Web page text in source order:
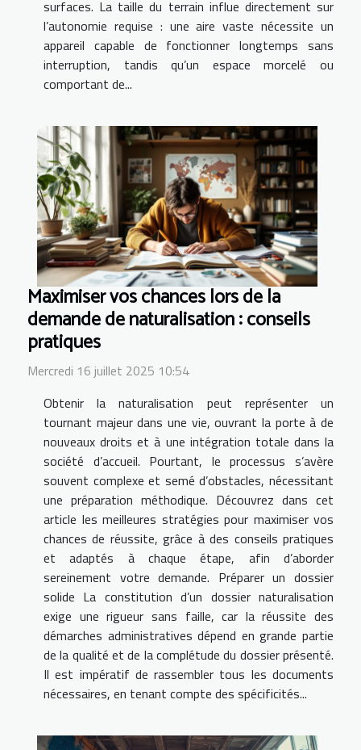
surfaces. La taille du terrain influe directement sur
l’autonomie requise : une aire vaste nécessite un
appareil capable de fonctionner longtemps sans
interruption, tandis qu’un espace morcelé ou
comportant de...
Maximiser vos chances lors de la
demande de naturalisation : conseils
pratiques
Mercredi 16 juillet 2025 10:54
Obtenir la naturalisation peut représenter un
tournant majeur dans une vie, ouvrant la porte à de
nouveaux droits et à une intégration totale dans la
société d’accueil. Pourtant, le processus s’avère
souvent complexe et semé d’obstacles, nécessitant
une préparation méthodique. Découvrez dans cet
article les meilleures stratégies pour maximiser vos
chances de réussite, grâce à des conseils pratiques
et adaptés à chaque étape, afin d’aborder
sereinement votre demande. Préparer un dossier
solide La constitution d’un dossier naturalisation
exige une rigueur sans faille, car la réussite des
démarches administratives dépend en grande partie
de la qualité et de la complétude du dossier présenté.
Il est impératif de rassembler tous les documents
nécessaires, en tenant compte des spécificités...